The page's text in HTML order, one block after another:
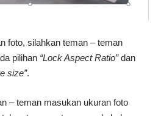
foto, silahkan teman – teman
pilihan “Lock Aspect Ratio”dan
size”.
– teman masukan ukuran foto